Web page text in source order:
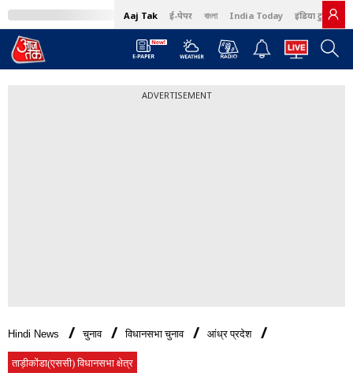
Aaj Tak ई-पेपर বাংলা India Today इंडिया टुडे हिंदी
ADVERTISEMENT
Hindi News चुनाव विधानसभा चुनाव आंध्र प्रदेश
ताड़ीकोंडा(एससी) विधानसभा क्षेत्र